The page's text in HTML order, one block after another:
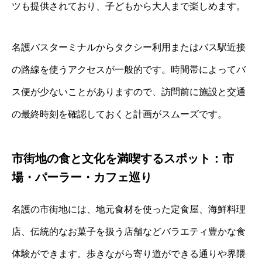
ツも提供されており、子どもから大人まで楽しめます。
名護バスターミナルからタクシー利用またはバス駅近接
の路線を使うアクセスが一般的です。時間帯によってバ
ス便が少ないことがありますので、訪問前に施設と交通
の最終時刻を確認しておくと計画がスムーズです。
市街地の食と文化を満喫するスポット：市
場・パーラー・カフェ巡り
名護の市街地には、地元食材を使った定食屋、海鮮料理
店、伝統的なお菓子を扱う店舗などバラエティ豊かな食
体験ができます。歩きながら寄り道ができる通りや界隈